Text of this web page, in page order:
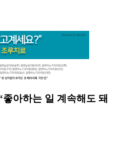
아하는 일 계속해도 돼